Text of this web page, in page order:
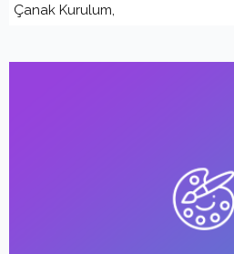
Çanak Kurulum,